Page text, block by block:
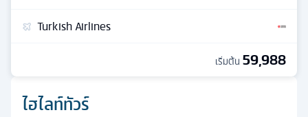
ไฮไลท์ทัวร์
Turkish Airlines
เริ่มต้น 59,988